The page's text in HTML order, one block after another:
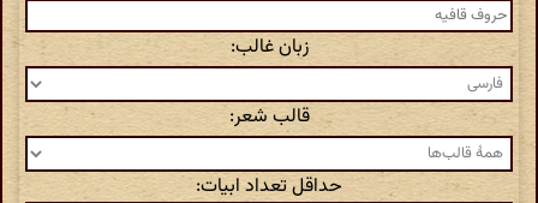
زبان غالب:
قالب شعر:
حداقل تعداد ابیات: